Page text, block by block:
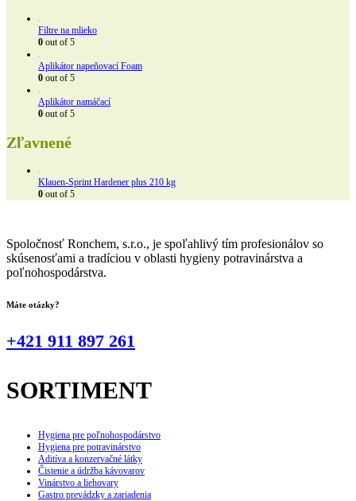
Filtre na mlieko
0 out of 5
Aplikátor napeňovací Foam
0 out of 5
Aplikátor namáčací
0 out of 5
Zľavnené
Klauen-Sprint Hardener plus 210 kg
0 out of 5
Spoločnosť Ronchem, s.r.o., je spoľahlivý tím profesionálov so
skúsenosťami a tradíciou v oblasti hygieny potravinárstva a
poľnohospodárstva.
Máte otázky?
+421 911 897 261
SORTIMENT
Hygiena pre poľnohospodárstvo
Hygiena pre potravinárstvo
Aditíva a konzervačné látky
Čistenie a údržba kávovarov
Vinárstvo a liehovary
Gastro prevádzky a zariadenia